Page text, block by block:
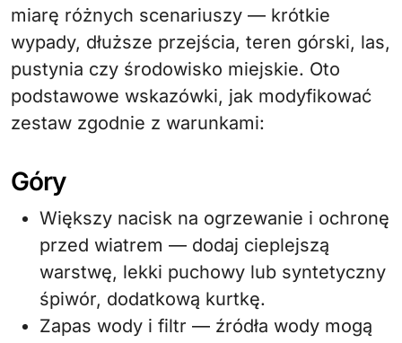
miarę różnych scenariuszy — krótkie
wypady, dłuższe przejścia, teren górski, las,
pustynia czy środowisko miejskie. Oto
podstawowe wskazówki, jak modyfikować
zestaw zgodnie z warunkami:
Góry
Większy nacisk na ogrzewanie i ochronę
przed wiatrem — dodaj cieplejszą
warstwę, lekki puchowy lub syntetyczny
śpiwór, dodatkową kurtkę.
Zapas wody i filtr — źródła wody mogą